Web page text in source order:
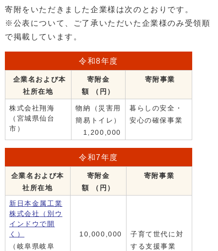
寄附をいただきました企業様は次のとおりです。
※公表について、ご了承いただいた企業様のみ受領順
で掲載しています。
令和8年度
企業名および本
社所在地
寄附金
額 （円）
寄附事業
株式会社翔海
（宮城県仙台
市）
物納（災害用
簡易トイレ）
1,200,000
暮らしの安全・
安心の確保事業
令和7年度
企業名および本
社所在地
寄附金
額 （円）
寄附事業
新日本金属工業
株式会社
（別ウ
インドウで開
く）
（岐阜県岐阜
10,000,000
子育て世代に対
する支援事業